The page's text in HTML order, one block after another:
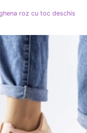
roz cu toc deschis